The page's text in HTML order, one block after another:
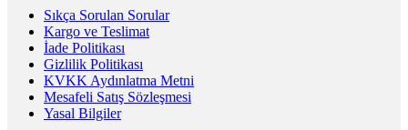
Sıkça Sorulan Sorular
Kargo ve Teslimat
İade Politikası
Gizlilik Politikası
KVKK Aydınlatma Metni
Mesafeli Satış Sözleşmesi
Yasal Bilgiler